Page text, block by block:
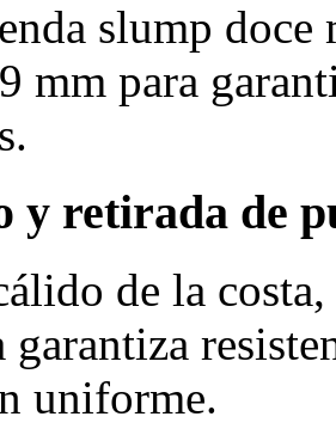
slump
mm para
y retirada de
de la
garantiza
uniforme.